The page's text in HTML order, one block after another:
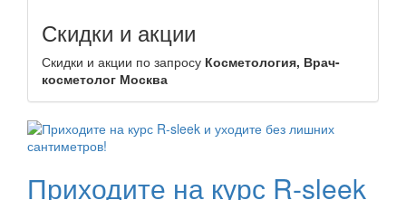
Скидки и акции
Скидки и акции по запросу Косметология, Врач-
косметолог Москва
Приходите на курс R-sleek